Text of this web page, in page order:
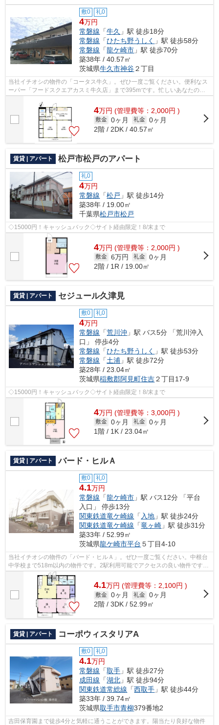
敷0 礼0
4万円
常磐線 「牛久 」駅 徒歩18分
常磐線 「ひたち野うしく
」駅 徒歩58分
常磐線 「龍ケ崎市 」駅 徒歩70分
築38年 / 40.57㎡
茨城県牛久市神谷２丁目
当社イチオシの物件の「コータス牛久」。ぜひ一度ご覧ください。便利なス
ーパー「フードスクエアカスミ牛久店」まで395mです。忙しいあなたの時
4万円 (管理費等：2,000円 )
敷金 0ヶ月 礼金 0ヶ月
2階 / 2DK / 40.57㎡
賃貸 | アパート 松戸市松戸のアパート
礼0
4万円
常磐線 「松戸 」駅 徒歩14分
築38年 / 19.00㎡
千葉県松戸市松戸
◇15000円！キャッシュバック◇サイト経由限定！8/末まで
4万円 (管理費等：2,000円 )
敷金 6万円 礼金 0ヶ月
2階 / 1R / 19.00㎡
賃貸 | アパート セジュール久津見
敷0 礼0
4万円
常磐線 「荒川沖 」駅 バス5分 「荒川沖入
口」 停歩4分
常磐線 「ひたち野うしく
」駅 徒歩53分
常磐線 「土浦 」駅 徒歩72分
築28年 / 23.04㎡
茨城県稲敷郡阿見町住吉２丁目17-9
◇15000円！キャッシュバック◇サイト経由限定！8/末まで
4万円 (管理費等：3,000円 )
敷金 0ヶ月 礼金 0ヶ月
1階 / 1K / 23.04㎡
賃貸 | アパート バード・ヒルＡ
敷0 礼0
4.1万円
常磐線 「龍ケ崎市 」駅 バス12分 「平台
入口」 停歩13分
関東鉄道竜ケ崎線 「 入地 」駅 徒歩24分
関東鉄道竜ケ崎線 「竜ヶ崎 」駅 徒歩31分
築33年 / 52.99㎡
茨城県龍ケ崎市平台 ５丁目4-10
当社イチオシの物件の「バード・ヒルＡ」。ぜひ一度ご覧ください。中根台
中学校まで518m以内の物件です。2駅利用可能でアクセスの良い物件です。
常に新鮮な空気を取り入れられる通風良...
4.1万円 (管理費等：2,100円 )
敷金 0ヶ月 礼金 0ヶ月
2階 / 3DK / 52.99㎡
賃貸 | アパート コーポウィスタリアA
敷0 礼0
4.1万円
常磐線 「取手 」駅 徒歩27分
成田線 「湖北 」駅 徒歩94分
関東鉄道常総線 「西取手 」駅 徒歩44分
築33年 / 39.74㎡
茨城県取手市青柳379番地2
吉田保育園まで徒歩4分と気軽に通うことができます。陽当たり良好な物件